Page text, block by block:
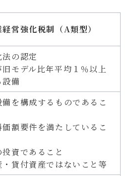
営強化税制（A類型）
の認定
モデル比年平均１％以上
備
を構成するものであるこ
額要件を満たしているこ
資であること
・貸付資産ではないこと等